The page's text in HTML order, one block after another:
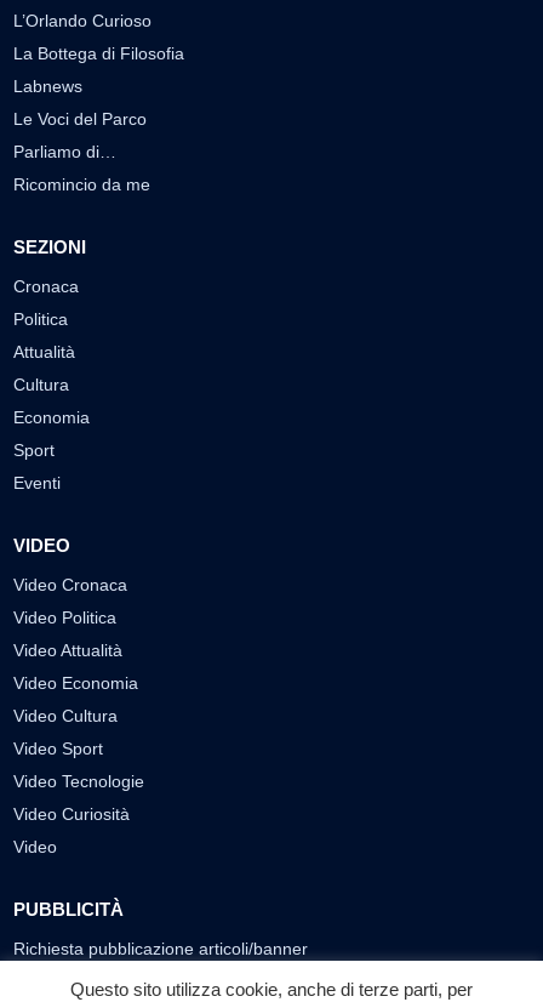
L’Orlando Curioso
La Bottega di Filosofia
Labnews
Le Voci del Parco
Parliamo di…
Ricomincio da me
SEZIONI
Cronaca
Politica
Attualità
Cultura
Economia
Sport
Eventi
VIDEO
Video Cronaca
Video Politica
Video Attualità
Video Economia
Video Cultura
Video Sport
Video Tecnologie
Video Curiosità
Video
PUBBLICITÀ
Richiesta pubblicazione articoli/banner
SEGUICI SUI SOCIAL
Questo sito utilizza cookie, anche di terze parti, per